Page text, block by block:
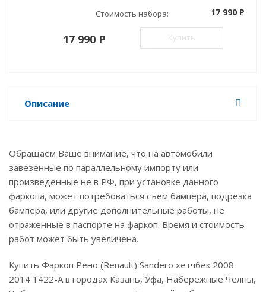
Стоимость набора: 17 990 P
17 990 P Купить
Описание
Обращаем Ваше внимание, что на автомобили
завезенные по параллельному импорту или
произведенные не в РФ, при установке данного
фаркопа, может потребоваться съем бампера, подрезка
бампера, или другие дополнительные работы, не
отраженные в паспорте на фаркоп. Время и стоимость
работ может быть увеличена.
Купить Фаркоп Рено (Renault) Sandero хетчбек 2008-
2014 1422-A в городах Казань, Уфа, Набережные Челны,